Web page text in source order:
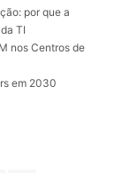
por que a
TI
nos Centros de
em 2030